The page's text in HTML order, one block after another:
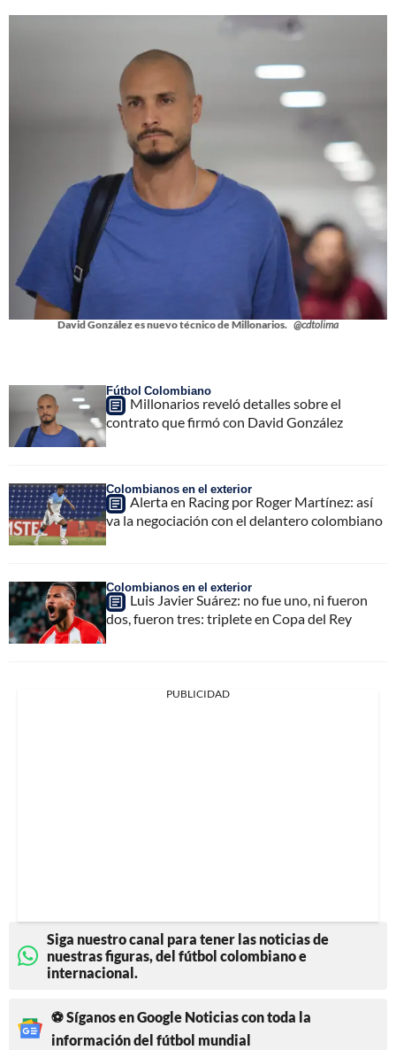
David González es nuevo técnico de Millonarios. @cdtolima
Fútbol Colombiano
Millonarios reveló detalles sobre el
contrato que firmó con David González
Colombianos en el exterior
Alerta en Racing por Roger Martínez: así
va la negociación con el delantero colombiano
Colombianos en el exterior
Luis Javier Suárez: no fue uno, ni fueron
dos, fueron tres: triplete en Copa del Rey
PUBLICIDAD
Siga nuestro canal para tener las noticias de
nuestras figuras, del fútbol colombiano e
internacional.
⚽ Síganos en Google Noticias con toda la
información del fútbol mundial